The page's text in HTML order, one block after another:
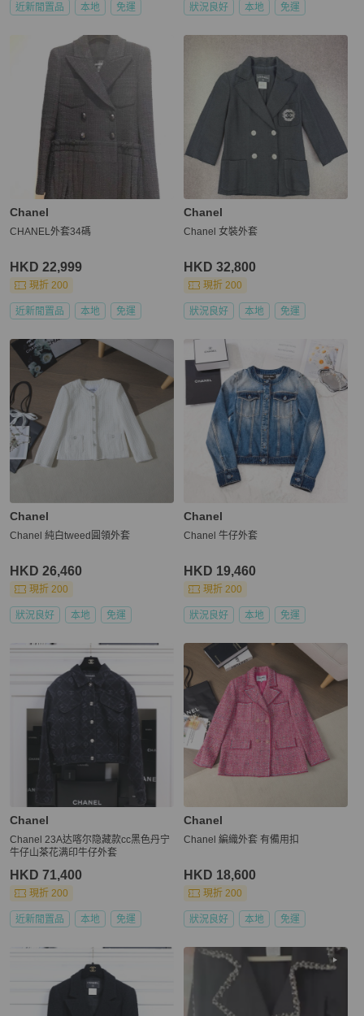
近新閒置品 本地 免運 狀況良好 本地 免運
Chanel
CHANEL外套34碼
HKD 22,999
現折 200
近新閒置品 本地 免運
Chanel
Chanel 女裝外套
HKD 32,800
現折 200
狀況良好 本地 免運
Chanel
Chanel 純白tweed圓領外套
HKD 26,460
現折 200
狀況良好 本地 免運
Chanel
Chanel 牛仔外套
HKD 19,460
現折 200
狀況良好 本地 免運
Chanel
Chanel 23A达喀尔隐藏款cc黑色丹宁
牛仔山茶花满印牛仔外套
HKD 71,400
現折 200
近新閒置品 本地 免運
Chanel
Chanel 編織外套 有備用扣
HKD 18,600
現折 200
狀況良好 本地 免運